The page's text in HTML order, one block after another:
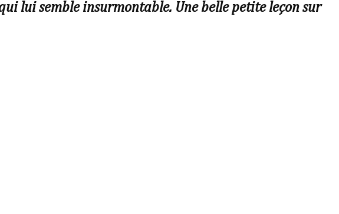
lui semble insurmontable. Une belle petite leçon sur